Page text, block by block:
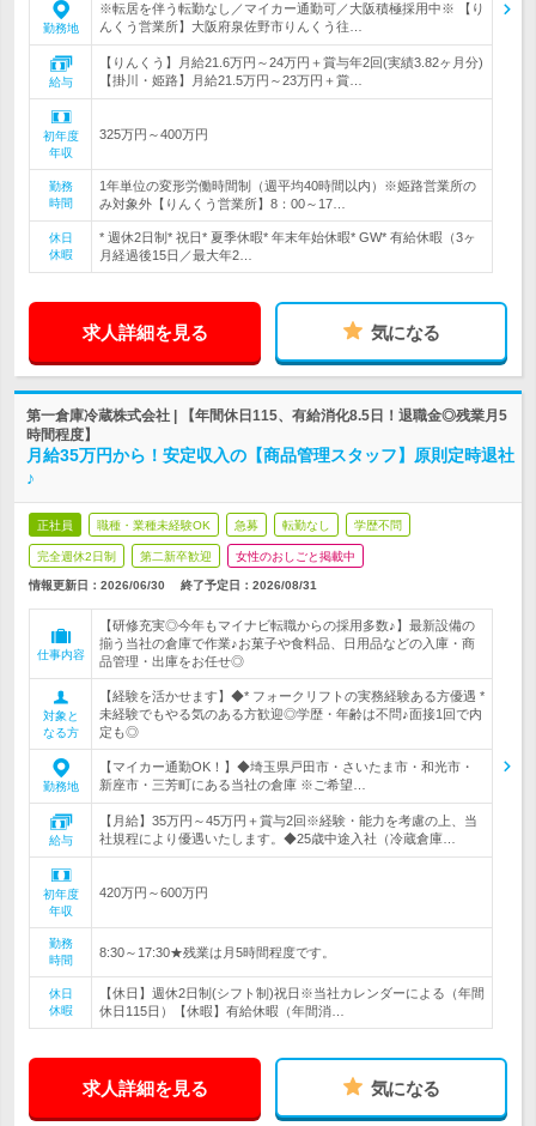
勤務地
※転居を伴う転勤なし／マイカー通勤可／大阪積極採用中※ 【り
んくう営業所】大阪府泉佐野市りんくう往…
給与
【りんくう】月給21.6万円～24万円＋賞与年2回(実績3.82ヶ月分)
【掛川・姫路】月給21.5万円～23万円＋賞…
初年度
年収
325万円～400万円
勤務
時間
1年単位の変形労働時間制（週平均40時間以内）※姫路営業所の
み対象外【りんくう営業所】8：00～17…
休日
休暇
* 週休2日制* 祝日* 夏季休暇* 年末年始休暇* GW* 有給休暇（3ヶ
月経過後15日／最大年2…
求人詳細を見る 気になる
第一倉庫冷蔵株式会社 | 【年間休日115、有給消化8.5日！退職金◎残業月5
時間程度】
月給35万円から！安定収入の【商品管理スタッフ】原則定時退社
♪
正社員 職種・業種未経験OK 急募 転勤なし 学歴不問
完全週休2日制 第二新卒歓迎 女性のおしごと掲載中
情報更新日：2026/06/30 終了予定日： 2026/08/31
仕事内容
【研修充実◎今年もマイナビ転職からの採用多数♪】最新設備の
揃う当社の倉庫で作業♪お菓子や食料品、日用品などの入庫・商
品管理・出庫をお任せ◎
対象と
なる方
【経験を活かせます】◆* フォークリフトの実務経験ある方優遇 *
未経験でもやる気のある方歓迎◎学歴・年齢は不問♪面接1回で内
定も◎
勤務地
【マイカー通勤OK！】◆埼玉県戸田市・さいたま市・和光市・
新座市・三芳町にある当社の倉庫 ※ご希望…
給与
【月給】35万円～45万円＋賞与2回※経験・能力を考慮の上、当
社規程により優遇いたします。◆25歳中途入社（冷蔵倉庫…
初年度
年収
420万円～600万円
勤務
時間
8:30～17:30★残業は月5時間程度です。
休日
休暇
【休日】週休2日制(シフト制)祝日※当社カレンダーによる（年間
休日115日）【休暇】有給休暇（年間消…
求人詳細を見る 気になる